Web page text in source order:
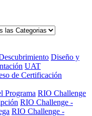
Diseño y
UAT
de Certificación
Programa RIO Challenge
RIO Challenge -
RIO Challenge -